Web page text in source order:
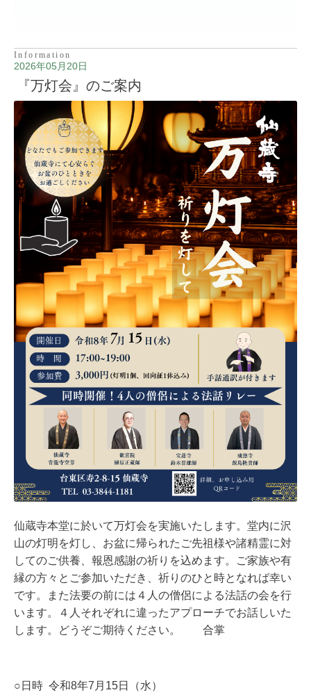
Information
2026年05月20日
『万灯会』のご案内
仙蔵寺本堂に於いて万灯会を実施いたします。堂内に沢
山の灯明を灯し、お盆に帰られたご先祖様や諸精霊に対
してのご供養、報恩感謝の祈りを込めます。ご家族や有
縁の方々とご参加いただき、祈りのひと時となれば幸い
です。また法要の前には４人の僧侶による法話の会を行
います。４人それぞれに違ったアプローチでお話しいた
します。どうぞご期待ください。 合掌
○日時 令和8年7 月15日（水）